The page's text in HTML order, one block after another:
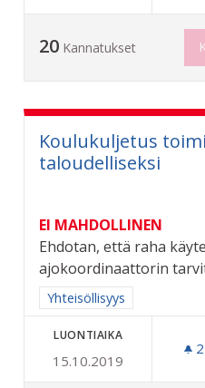
20 Kannatukset
Koulukuljetus
taloudelliseksi
EI MAHDOLLINEN
Ehdotan, että raha
ajokoordinaattorin
Rajaa tulokset aihepiirin
Yhteisöllisyys
LUONTIAIKA
15.10.2019
2